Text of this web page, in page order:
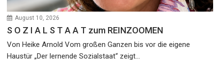
August 10, 2026
S O Z I A L S T A A T zum REINZOOMEN
Von Heike Arnold Vom großen Ganzen bis vor die eigene
Haustür „Der lernende Sozialstaat“ zeigt...